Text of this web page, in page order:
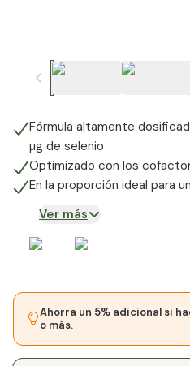
Fórmula altamente
µg de selenio
Optimizado con los
En la proporción ideal para
Ver más
Ahorra un 5% adicional si
o más.